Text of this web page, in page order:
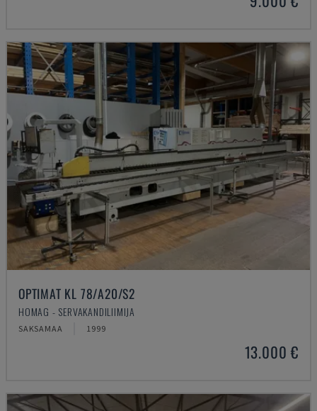
OPTIMAT KL 78/A20/S2
HOMAG - SERVAKANDILIIMIJA
SAKSAMAA 1999
13.000 €